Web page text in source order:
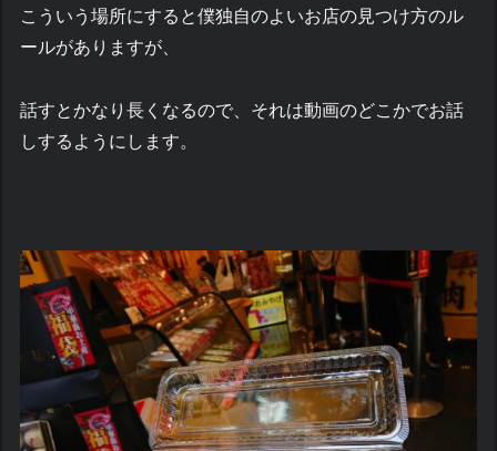
こういう場所にすると僕独自のよいお店の見つけ方のル
ールがありますが、
話すとかなり長くなるので、それは動画のどこかでお話
しするようにします。